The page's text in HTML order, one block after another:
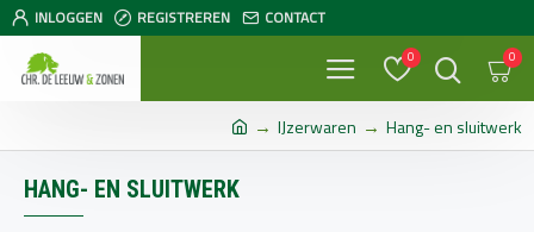
INLOGGEN REGISTREREN CONTACT
0 0
IJzerwaren Hang- en sluitwerk
HANG- EN SLUITWERK